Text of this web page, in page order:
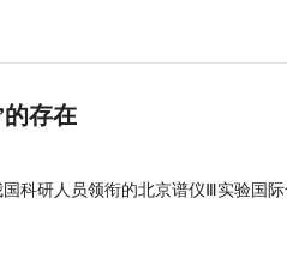
存在
科研人员领衔的北京谱仪Ⅲ实验国